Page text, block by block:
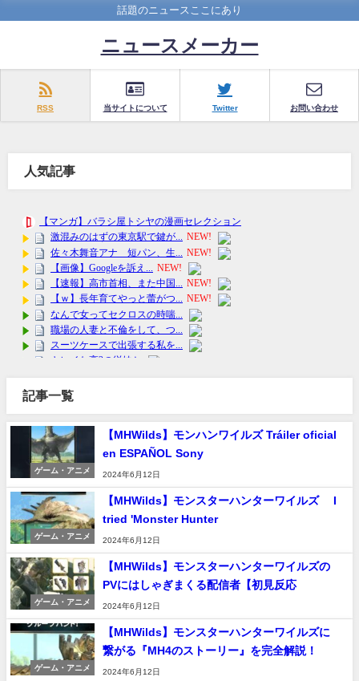
話題のニュースここにあり
ニュースメーカー
RSS 当サイトについて Twitter お問い合わせ
人気記事
記事一覧
ゲーム・アニメ
【MHWilds】モンハンワイルズ Tráiler oficial
en ESPAÑOL Sony
2024年6月12日
ゲーム・アニメ
【MHWilds】モンスターハンターワイルズ I
tried 'Monster Hunter
2024年6月12日
ゲーム・アニメ
【MHWilds】モンスターハンターワイルズの
PVにはしゃぎまくる配信者【初見反応
2024年6月12日
ゲーム・アニメ
【MHWilds】モンスターハンターワイルズに
繋がる『MH4のストーリー』を完全解説！
2024年6月12日